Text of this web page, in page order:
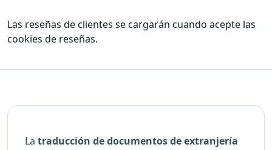
Las reseñas de clientes se cargarán cuando acepte las
cookies de reseñas.
La traducción de documentos de extranjería